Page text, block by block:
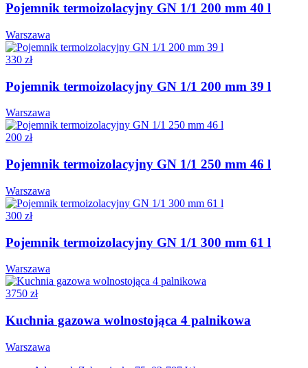
Pojemnik termoizolacyjny GN 1/1 200 mm 40 l
Warszawa
330 zł
Pojemnik termoizolacyjny GN 1/1 200 mm 39 l
Warszawa
200 zł
Pojemnik termoizolacyjny GN 1/1 250 mm 46 l
Warszawa
300 zł
Pojemnik termoizolacyjny GN 1/1 300 mm 61 l
Warszawa
3750 zł
Kuchnia gazowa wolnostojąca 4 palnikowa
Warszawa